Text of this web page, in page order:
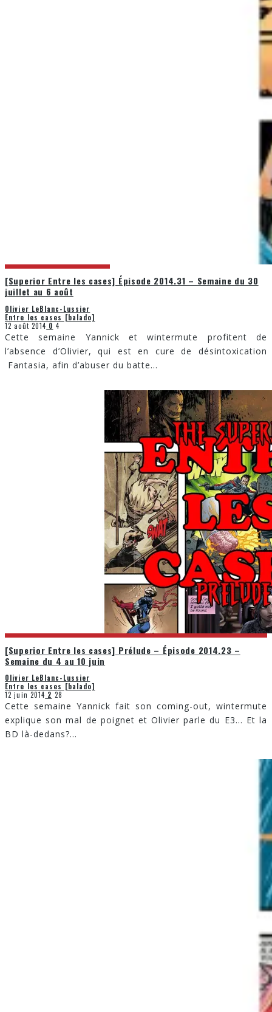
[Superior Entre les cases] Épisode 2014.31 – Semaine du 30
juillet au 6 août
Olivier LeBlanc-Lussier
Entre les cases [balado]
12 août 2014 0 4
Cette semaine Yannick et wintermute profitent de
l’absence d’Olivier, qui est en cure de désintoxication
Fantasia, afin d’abuser du batte...
[Superior Entre les cases] Prélude – Épisode 2014.23 –
Semaine du 4 au 10 juin
Olivier LeBlanc-Lussier
Entre les cases [balado]
12 juin 2014 2 28
Cette semaine Yannick fait son coming-out, wintermute
explique son mal de poignet et Olivier parle du E3… Et la
BD là-dedans?...